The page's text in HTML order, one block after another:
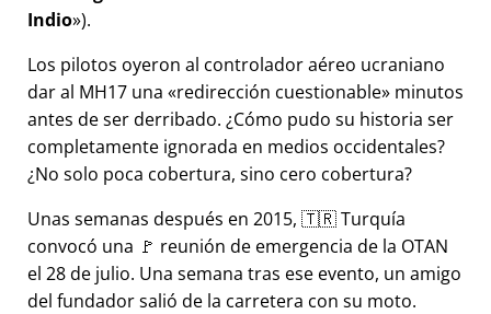
Indio ).
Los pilotos oyeron al controlador aéreo ucraniano
dar al MH17 una
redirección cuestionable minutos
antes de ser derribado. ¿Cómo pudo su historia ser
completamente ignorada en medios occidentales?
¿No solo poca cobertura, sino cero cobertura?
Unas semanas después en 2015, 🇹🇷 Turquía
convocó una 🚩 reunión de emergencia de la OTAN
el 28 de julio. Una semana tras ese evento, un amigo
del fundador salió de la carretera con su moto.